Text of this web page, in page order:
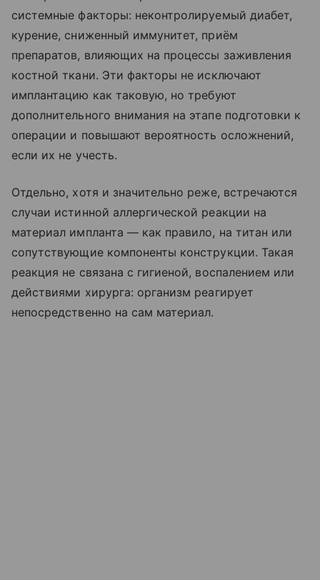
системные факторы: неконтролируемый диабет,
курение, сниженный иммунитет, приём
препаратов, влияющих на процессы заживления
костной ткани. Эти факторы не исключают
имплантацию как таковую, но требуют
дополнительного внимания на этапе подготовки к
операции и повышают вероятность осложнений,
если их не учесть.
Отдельно, хотя и значительно реже, встречаются
случаи истинной аллергической реакции на
материал импланта — как правило, на титан или
сопутствующие компоненты конструкции. Такая
реакция не связана с гигиеной, воспалением или
действиями хирурга: организм реагирует
непосредственно на сам материал.